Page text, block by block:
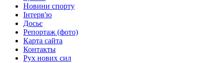
Новини спорту
Інтерв'ю
Досьє
Репортаж (фото)
Карта сайта
Контакты
Рух нових сил